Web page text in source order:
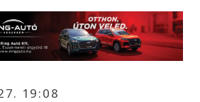
19:08